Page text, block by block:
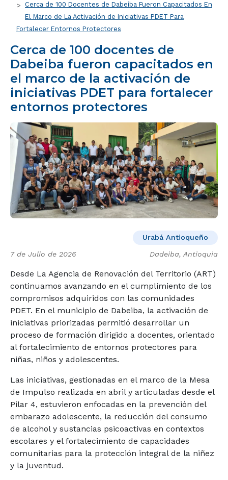
Cerca de 100 Docentes de Dabeiba Fueron Capacitados En
El Marco de La Activación de Iniciativas PDET Para
Fortalecer Entornos Protectores
Cerca de 100 docentes de
Dabeiba fueron capacitados en
el marco de la activación de
iniciativas PDET para fortalecer
entornos protectores
Urabá Antioqueño
7 de Julio de 2026 Dadeiba, Antioquia
Desde La Agencia de Renovación del Territorio (ART)
continuamos avanzando en el cumplimiento de los
compromisos adquiridos con las comunidades
PDET. En el municipio de Dabeiba, la activación de
iniciativas priorizadas permitió desarrollar un
proceso de formación dirigido a docentes, orientado
al fortalecimiento de entornos protectores para
niñas, niños y adolescentes.
Las iniciativas, gestionadas en el marco de la Mesa
de Impulso realizada en abril y articuladas desde el
Pilar 4, estuvieron enfocadas en la prevención del
embarazo adolescente, la reducción del consumo
de alcohol y sustancias psicoactivas en contextos
escolares y el fortalecimiento de capacidades
comunitarias para la protección integral de la niñez
y la juventud.